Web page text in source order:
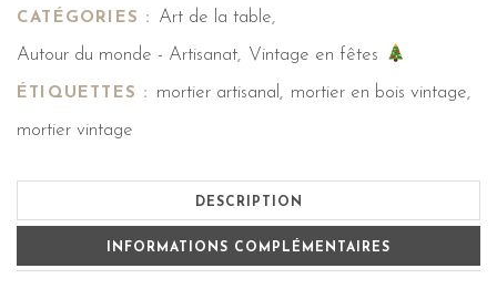
CATÉGORIES : Art de la table,
Autour du monde - Artisanat, Vintage en fêtes
ÉTIQUETTES : mortier artisanal, mortier en bois vintage,
mortier vintage
DESCRIPTION
INFORMATIONS COMPLÉMENTAIRES